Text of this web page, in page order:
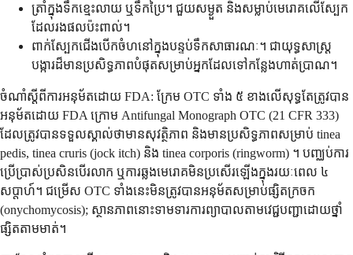
ត្រាំក្នុងទឹកខ្មេះលាយ ឬទឹកប្រៃ។ ជួយសម្ងួត និងសម្លាប់មេរោគលើស្បែក
ដែលរងផលប៉ះពាល់។
ពាក់ស្បែកជើងបើកចំហនៅក្នុងបន្ទប់ទឹកសាធារណៈ។ ជាយុទ្ធសាស្ត្រ
បង្ការដ៏មានប្រសិទ្ធភាពបំផុតសម្រាប់អ្នកដែលទៅកន្លែងហាត់ប្រាណ។
ចំណាំស្តីពីការអនុម័តដោយ FDA: ក្រែម OTC ទាំង ៥ ខាងលើសុទ្ធតែត្រូវបាន
អនុម័តដោយ FDA ក្រោម Antifungal Monograph OTC (21 CFR 333)
ដែលត្រូវបានទទួលស្គាល់ថាមានសុវត្ថិភាព និងមានប្រសិទ្ធភាពសម្រាប់ tinea
pedis, tinea cruris (jock itch) និង tinea corporis (ringworm) ។ បញ្ឈប់ការ
ប្រើប្រាស់ប្រសិនបើរលាក ឬការឆ្លងមេរោគមិនប្រសើរឡើងក្នុងរយៈពេល ៤
សប្តាហ៍។ ជម្រើស OTC ទាំងនេះមិនត្រូវបានអនុម័តសម្រាប់ផ្សិតក្រចក
(onychomycosis); ស្ថានភាពនោះទាមទារការព្យាបាលតាមវេជ្ជបញ្ជាដោយថ្នាំ
ផ្សិតតាមមាត់។